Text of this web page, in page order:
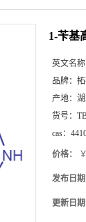
1-苄基
英文名称
品牌：
产地：
货号：
cas：
价格：
发布日期
更新日期